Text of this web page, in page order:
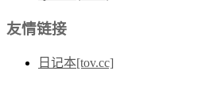
友情链接
日记本[tov.cc]